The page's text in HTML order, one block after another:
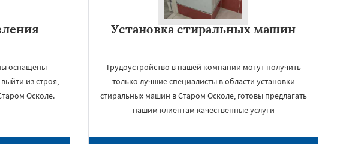
оснащены
из строя,
Осколе.
Установка стиральных машин
Трудоустройство в нашей компании могут получить
только лучшие специалисты в области установки
стиральных машин в Старом Осколе, готовы предлагать
нашим клиентам качественные услуги